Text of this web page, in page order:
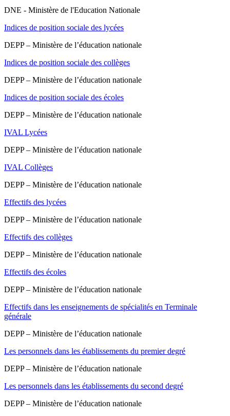
DNE - Ministère de l'Education Nationale
Indices de position sociale des lycées
DEPP – Ministère de l’éducation nationale
Indices de position sociale des collèges
DEPP – Ministère de l’éducation nationale
Indices de position sociale des écoles
DEPP – Ministère de l’éducation nationale
IVAL Lycées
DEPP – Ministère de l’éducation nationale
IVAL Collèges
DEPP – Ministère de l’éducation nationale
Effectifs des lycées
DEPP – Ministère de l’éducation nationale
Effectifs des collèges
DEPP – Ministère de l’éducation nationale
Effectifs des écoles
DEPP – Ministère de l’éducation nationale
Effectifs dans les enseignements de spécialités en Terminale
générale
DEPP – Ministère de l’éducation nationale
Les personnels dans les établissements du premier degré
DEPP – Ministère de l’éducation nationale
Les personnels dans les établissements du second degré
DEPP – Ministère de l’éducation nationale